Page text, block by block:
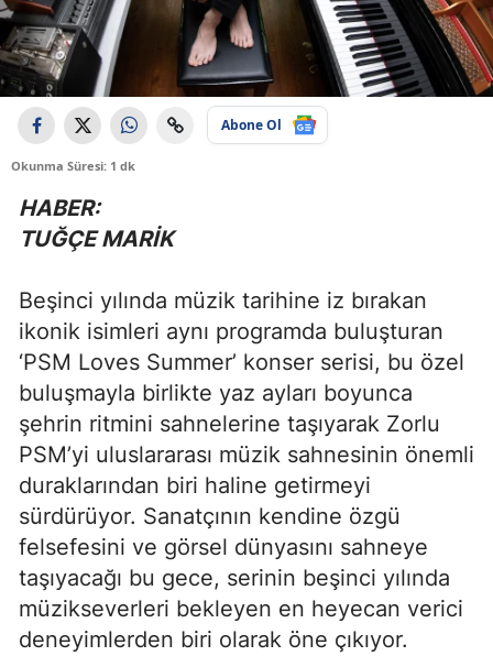
Abone Ol
Okunma Süresi: 1 dk
HABER:
TUĞÇE MARİK
Beşinci yılında müzik tarihine iz bırakan
ikonik isimleri aynı programda buluşturan
‘PSM Loves Summer’ konser serisi, bu özel
buluşmayla birlikte yaz ayları boyunca
şehrin ritmini sahnelerine taşıyarak Zorlu
PSM’yi uluslararası müzik sahnesinin önemli
duraklarından biri haline getirmeyi
sürdürüyor. Sanatçının kendine özgü
felsefesini ve görsel dünyasını sahneye
taşıyacağı bu gece, serinin beşinci yılında
müzikseverleri bekleyen en heyecan verici
deneyimlerden biri olarak öne çıkıyor.